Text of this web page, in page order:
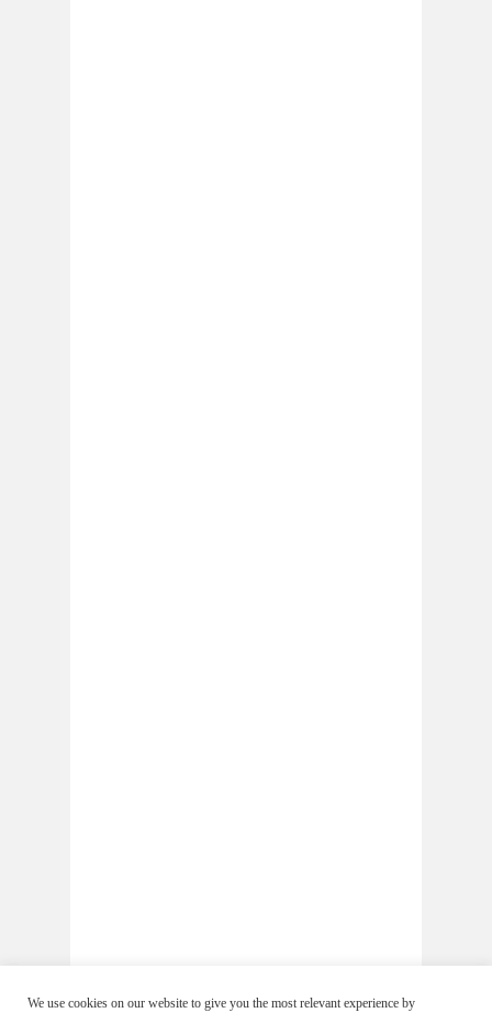
We use cookies on our website to give you the most relevant experience by